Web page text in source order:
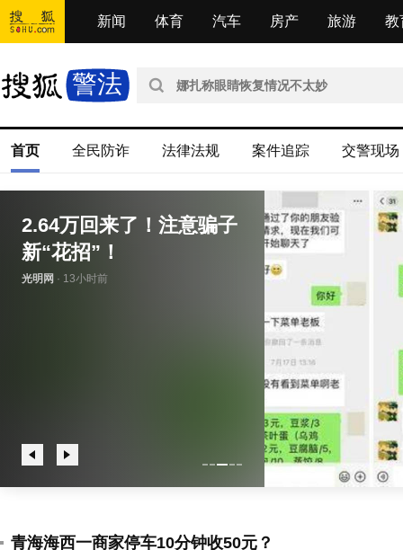
新闻 体育 汽车 房产 旅游 教
警法
首页 全民防诈 法律法规 案件追踪 交警现场
2.64万回来了！注意骗子
新“花招”！
光明网 · 13小时前
青海海西一商家停车10分钟收50元？